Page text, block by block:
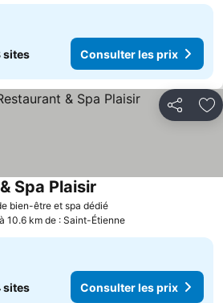
sites Consulter les prix
Partager
bien-être et spa dédié
Spa Plaisir
à 10.6 km de : Saint-Étienne
sites Consulter les prix